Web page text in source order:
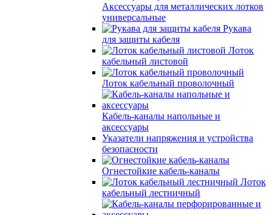
Аксессуары для металлических лотков
универсальные
Рукава
для защиты кабеля
Лоток
кабельный листовой
Лоток кабельный проволочный
Кабель-каналы напольные и
аксессуары
Указатели напряжения и устройства
безопасности
Огнестойкие кабель-каналы
Лоток
кабельный лестничный